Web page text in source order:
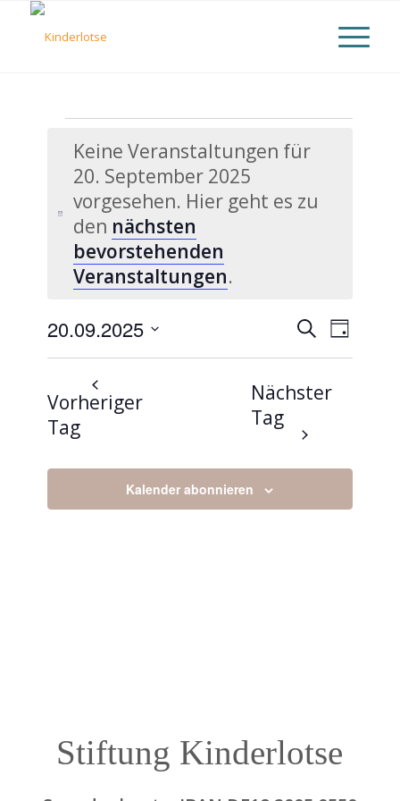
Veranstaltungen
für
20.
September
2025
Hinweis
Keine Veranstaltungen für
20. September 2025
vorgesehen. Hier geht es zu
den nächsten
bevorstehenden
Veranstaltungen.
Suche
und
SucheTag
20.09.2025
Vorheriger
Tag
Nächster
Tag
Kalender abonnieren
Stiftung Kinderlotse